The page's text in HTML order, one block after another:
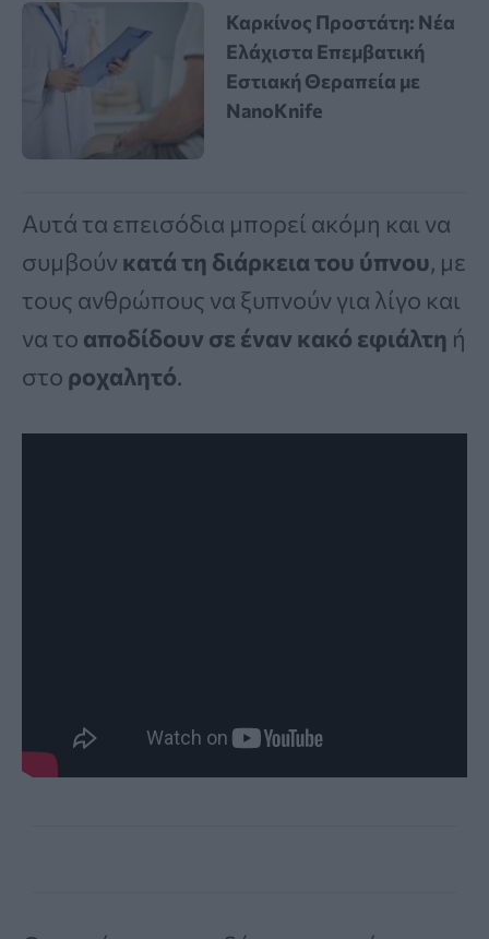
Καρκίνος Προστάτη: Νέα
Ελάχιστα Επεμβατική
Εστιακή Θεραπεία με
NanoKnife
Αυτά τα επεισόδια μπορεί ακόμη και να
συμβούν κατά τη διάρκεια του ύπνου, με
τους ανθρώπους να ξυπνούν για λίγο και
να το αποδίδουν σε έναν κακό εφιάλτη ή
στο ροχαλητό.